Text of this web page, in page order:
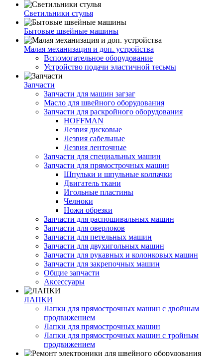
Светильники стулья
Бытовые швейные машины
Малая механизация и доп. устройства
Вспомогательное оборудование
Устройство подачи эластичной тесьмы
Запчасти
Запчасти для машин загзаг
Масло для швейного оборудования
Запчасти для раскройного оборудования
HOFFMAN
Лезвия дисковые
Лезвия сабельные
Лезвия ленточные
Запчасти для специальных машин
Запчасти для прямострочных машин
Шпульки и шпульные колпачки
Двигатель ткани
Игольные пластины
Челноки
Ножи обрезки
Запчасти для распошивальных машин
Запчасти для оверлоков
Запчасти для петельных машин
Запчасти для двухигольных машин
Запчасти для рукавных и колонковых машин
Запчасти для закрепочных машин
Общие запчасти
Аксессуары
ЛАПКИ
Лапки для прямострочных машин с двойным
продвижением
Лапки для прямострочных машин
Лапки для прямострочных машин с тройным
продвижением